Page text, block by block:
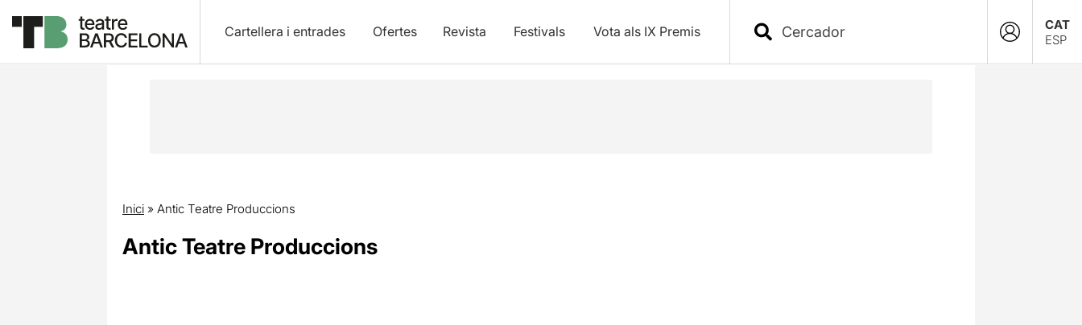
Cartellera i entrades Ofertes Revista Festivals Vota als IX Premis
CAT
ESP
Inici» Antic Teatre Produccions
Antic Teatre Produccions